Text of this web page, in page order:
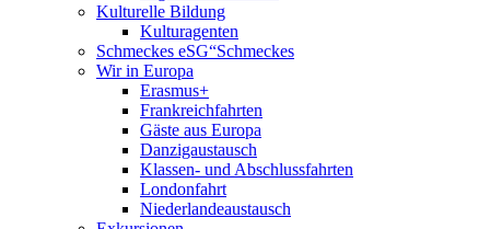
Kulturelle Bildung
Kulturagenten
Schmeckes eSG“Schmeckes
Wir in Europa
Erasmus+
Frankreichfahrten
Gäste aus Europa
Danzigaustausch
Klassen- und Abschlussfahrten
Londonfahrt
Niederlandeaustausch